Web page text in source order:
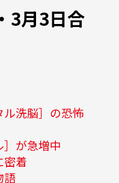
3月3日合
洗脳］の恐怖
が急増中
密着
語